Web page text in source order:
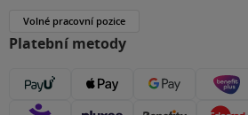
Volné pracovní pozice
Platební metody